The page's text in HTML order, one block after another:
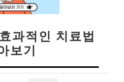
과적인 치료법
보기